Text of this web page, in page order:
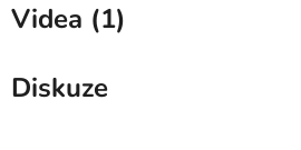
Videa (1)
Diskuze